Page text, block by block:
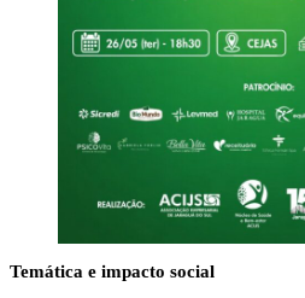
Temática e impacto social